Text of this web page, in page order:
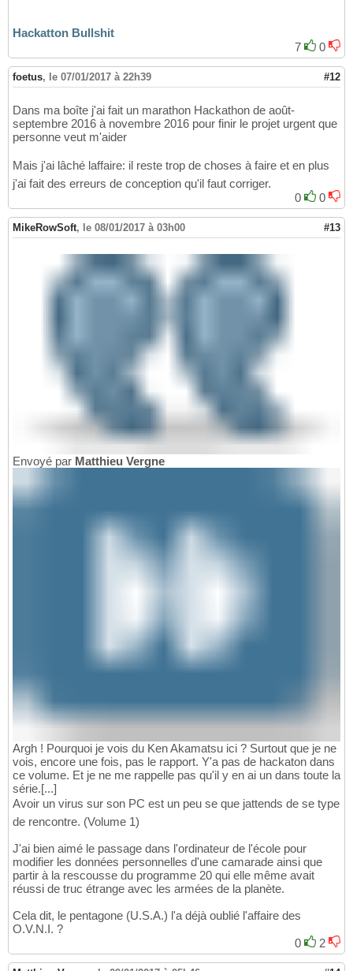
Hackatton Bullshit
7
0
foetus, le 07/01/2017 à 22h39 #12
Dans ma boîte j'ai fait un marathon Hackathon de août-
septembre 2016 à novembre 2016 pour finir le projet urgent que
personne veut m'aider
Mais j'ai lâché laffaire: il reste trop de choses à faire et en plus
j'ai fait des erreurs de conception qu'il faut corriger.
0
0
MikeRowSoft, le 08/01/2017 à 03h00 #13
Envoyé par Matthieu Vergne
Argh ! Pourquoi je vois du Ken Akamatsu ici ? Surtout que je ne
vois, encore une fois, pas le rapport. Y'a pas de hackaton dans
ce volume. Et je ne me rappelle pas qu'il y en ai un dans toute la
série.[...]
Avoir un virus sur son PC est un peu se que jattends de se type
de rencontre. (Volume 1)
J'ai bien aimé le passage dans l'ordinateur de l'école pour
modifier les données personnelles d'une camarade ainsi que
partir à la rescousse du programme 20 qui elle même avait
réussi de truc étrange avec les armées de la planète.
Cela dit, le pentagone (U.S.A.) l'a déjà oublié l'affaire des
O.V.N.I. ?
0
2